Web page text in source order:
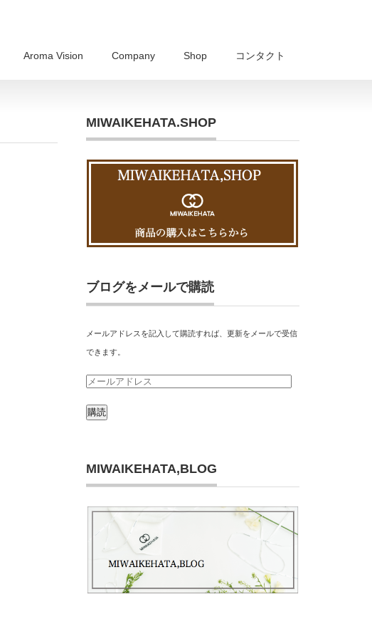
Aroma Vision Company Shop コンタクト
MIWAIKEHATA.SHOP
ブログをメールで購読
メールアドレスを記入して購読すれば、更新をメールで受信
できます。
メ
ル
レ
MIWAIKEHATA,BLOG